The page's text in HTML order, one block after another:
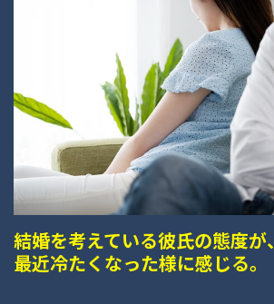
結婚を考えている彼氏の態度が、
最近冷たくなった様に感じる。